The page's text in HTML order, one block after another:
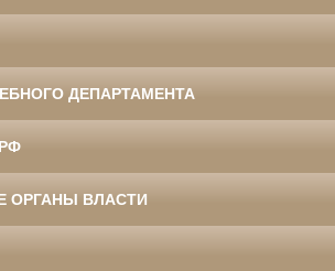
ДЕПАРТАМЕНТА
ОРГАНЫ ВЛАСТИ